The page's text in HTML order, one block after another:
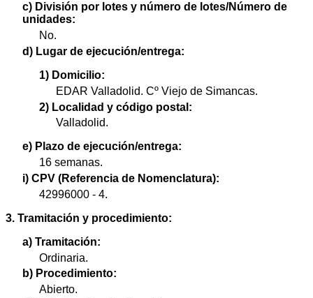
c) División por lotes y número de lotes/Número de
unidades:
No.
d) Lugar de ejecución/entrega:
1) Domicilio:
EDAR Valladolid. Cº Viejo de Simancas.
2) Localidad y código postal:
Valladolid.
e) Plazo de ejecución/entrega:
16 semanas.
i) CPV (Referencia de Nomenclatura):
42996000 - 4.
3. Tramitación y procedimiento:
a) Tramitación:
Ordinaria.
b) Procedimiento:
Abierto.